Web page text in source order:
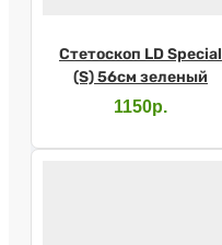
Стетоскоп LD Special
(S) 56см зеленый
1150р.